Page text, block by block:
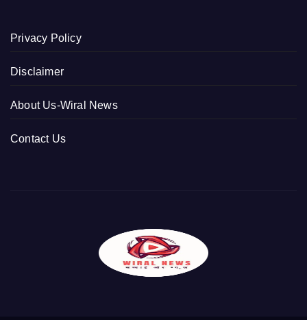
Privacy Policy
Disclaimer
About Us-Wiral News
Contact Us